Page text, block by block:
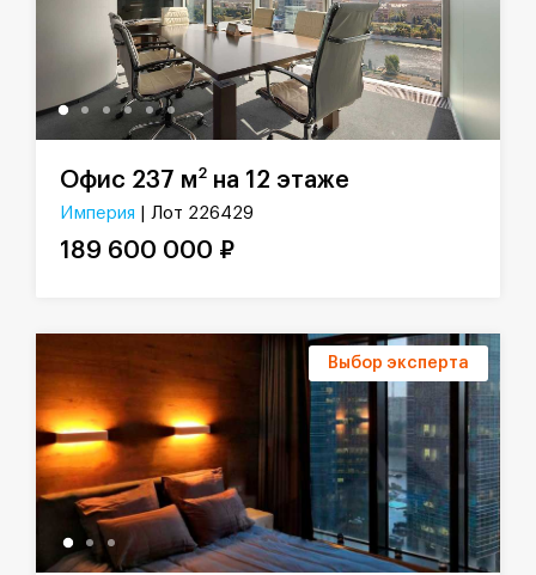
Офис 237 м2 на 12 этаже
Империя | Лот 226429
189 600 000 ₽
Выбор эксперта